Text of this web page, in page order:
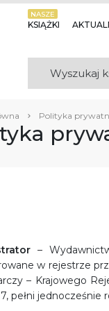
KSIĄŻKI
NASZE
Polityka
–
w rejestrze
– Krajowego
pełni jednocześnie